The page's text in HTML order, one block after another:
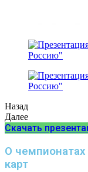
Назад
Далее
Скачать
О чемпионатах
карт